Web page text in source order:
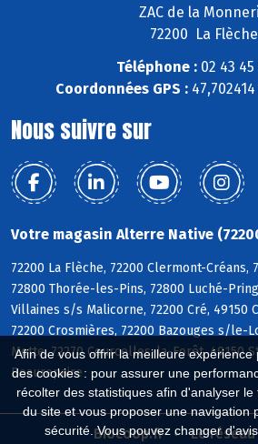
Afin de vous offrir la meilleure expérience
des cookies : pour assurer une
récolter des statistiques afin d'analyser
du site et vous proposer une navigation
sécurité. Vous pouvez changer
ZAC de la
72200 La Flèche
Téléphone :02 43 45
Coordonnées GPS :47,702414
Nous suivre sur
Votre magasin Alterre Native
72200 La Flèche, 72200 Clermont-Créans,
72800 Thorée-les-Pins, 72800 Luché-
Villaines s/s Malicorne, 72200 Cré, 49150
72200 Crosmières, 72200 Bazouges s/le-
Motte, 72270 Courcelles-la-Forêt, 49150
Beaurepaire
Biocoop.fr Le